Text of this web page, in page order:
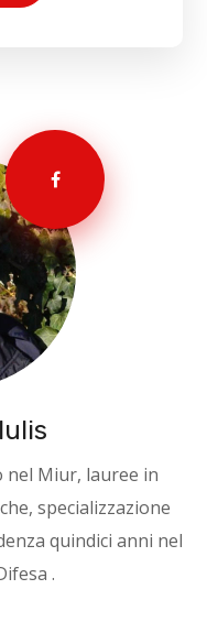
Miur, lauree in
specializzazione
quindici anni nel
.